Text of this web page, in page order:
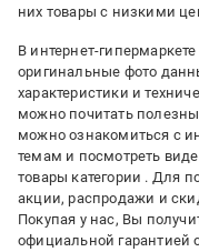
них товары с низкими
В интернет-гипермаркете
оригинальные фото
характеристики и
можно почитать
можно ознакомиться с
темам и посмотреть
товары категории . Для
акции, распродажи и
Покупая у нас, Вы
официальной гарантией